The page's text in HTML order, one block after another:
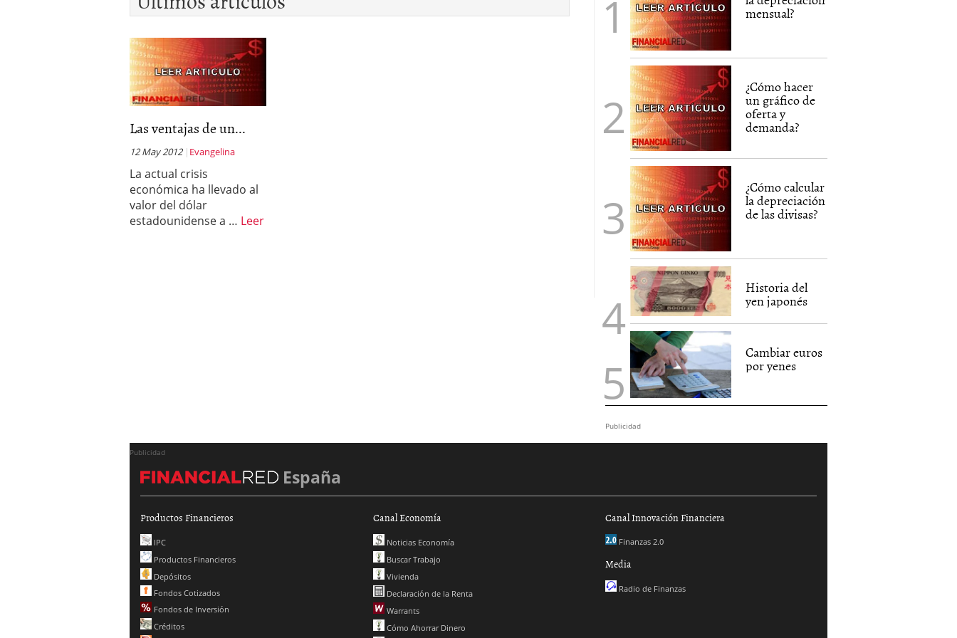
Las ventajas de un...
12 May 2012 Evangelina
La actual crisis
económica ha llevado al
valor del dólar
estadounidense a … Leer
mensual?
¿Cómo hacer
un gráfico de
oferta y
demanda?
¿Cómo calcular
la depreciación
de las divisas?
Historia del
yen japonés
Cambiar euros
por yenes
Publicidad
Publicidad
España
Productos Financieros
IPC
Productos Financieros
Depósitos
Fondos Cotizados
Fondos de Inversión
Créditos
Canal Economía
Noticias Economía
Buscar Trabajo
Vivienda
Declaración de la Renta
Warrants
Cómo Ahorrar Dinero
Canal Innovación Financiera
Finanzas 2.0
Media
Radio de Finanzas